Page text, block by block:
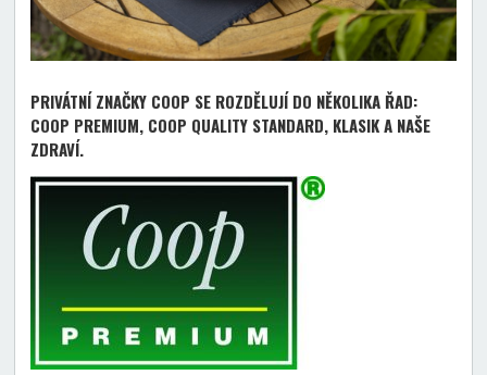
PRIVÁTNÍ ZNAČKY COOP SE ROZDĚLUJÍ DO NĚKOLIKA ŘAD:
COOP PREMIUM, COOP QUALITY STANDARD, KLASIK A NAŠE
ZDRAVÍ.